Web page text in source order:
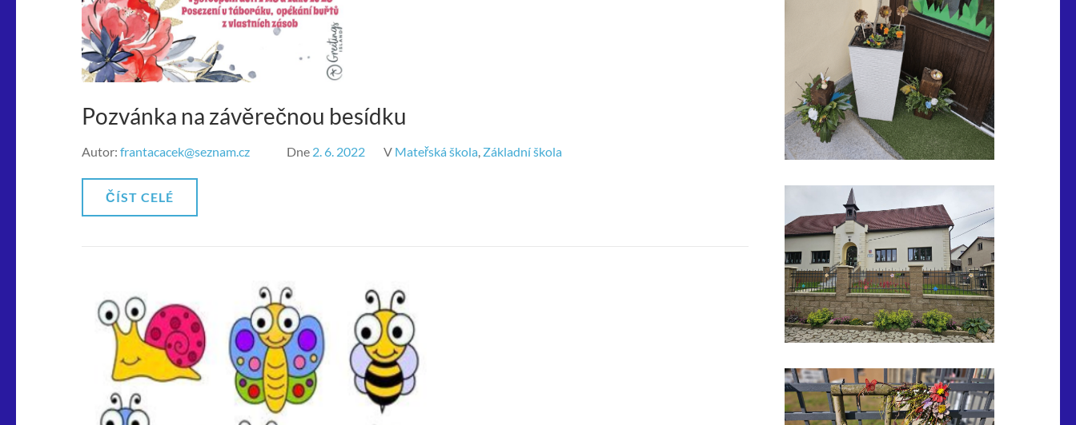
Pozvánka na závěrečnou besídku
Autor: frantacacek@seznam.cz Dne 2. 6. 2022 V Mateřská škola, Základní škola
ČÍST CELÉ